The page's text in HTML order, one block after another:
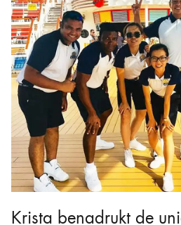
Krista benadrukt de